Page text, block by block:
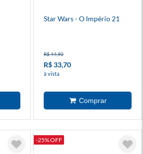
Star Wars - O Império 21
R$ 44,90
R$ 33,70
à vista
-25% OFF